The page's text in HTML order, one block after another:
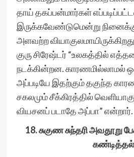
தாய் தகப்பன்மார்கள்
இருக்கவேண்டுமென்று
அளவற்ற
குரு சிரேஷ்டர் “உலகத்தில்
நடக்கின்றன. காரணமில்லாமல்
அப்படியே இதற்கும் தகுந்த
சகலமும் சீக்கிரத்தில்
வியசனப் படாதே அப்பா” என்றார்.
18. சுகுண சுந்தரி அவதூறு
கண்டித்தல்